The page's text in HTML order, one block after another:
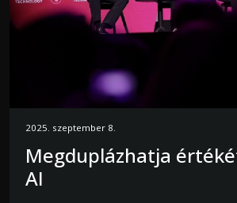
2025. szeptember 8.
Megduplázhatja
AI